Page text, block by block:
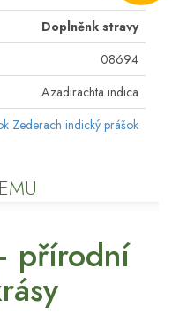
Doplněnk stravy
08694
Azadirachta indica
Zederach indický prášok
přírodní